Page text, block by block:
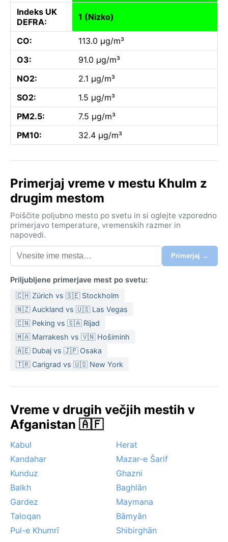
Indeks UK
DEFRA:
1 (Nizko)
CO:
113.0 µg/m³
O3:
91.0 µg/m³
NO2:
2.1 µg/m³
SO2:
1.5 µg/m³
PM2.5:
7.5 µg/m³
PM10:
32.4 µg/m³
Primerjaj vreme v mestu Khulm z
drugim mestom
Poiščite poljubno mesto po svetu in si oglejte vzporedno
primerjavo temperature, vremenskih razmer in
napovedi.
Primerjaj →
Priljubljene primerjave mest po svetu:
🇨🇭 Zürich vs 🇸🇪 Stockholm
🇳🇿 Auckland vs 🇺🇸 Las Vegas
🇨🇳 Peking vs 🇸🇦 Rijad
🇲🇦 Marrakesh vs 🇻🇳 Hošiminh
🇦🇪 Dubaj vs 🇯🇵 Osaka
🇹🇷 Carigrad vs 🇺🇸 New York
Vreme v drugih večjih mestih v
Afganistan 🇦🇫
Kabul
Herat
Kandahar
Mazar-e Šarif
Kunduz
Ghazni
Balkh
Baghlān
Gardez
Maymana
Taloqan
Bāmyān
Pul-e Khumrī
Shibirghān